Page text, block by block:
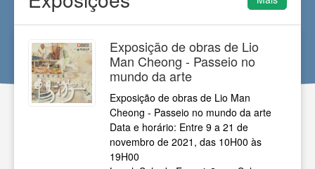
Exposição de obras de Lio
Man Cheong - Passeio no
mundo da arte
Exposição de obras de Lio Man
Cheong - Passeio no mundo da arte
Data e horário: Entre 9 a 21 de
novembro de 2021, das 10H00 às
19H00